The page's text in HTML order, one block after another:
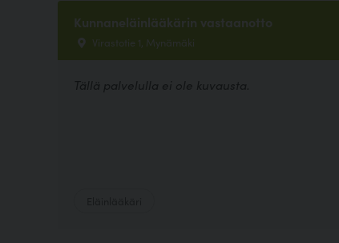
Kunnaneläinlääkärin vastaanotto
Virastotie 1, Mynämäki
Tällä palvelulla ei ole kuvausta.